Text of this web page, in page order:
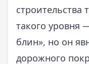
строительства
такого уровня
блин», но он
дорожного